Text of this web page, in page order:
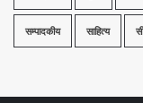
सम्पादकीय साहित्य